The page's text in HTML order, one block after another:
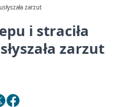
zarzut
i straciła
zarzut